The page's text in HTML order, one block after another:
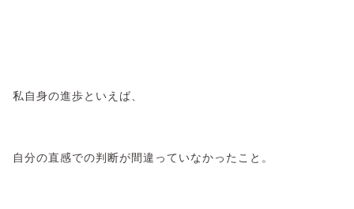
私自身の進歩といえば、
自分の直感での判断が間違っていなかったこと。